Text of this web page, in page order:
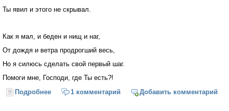
Ты явил и этого не скрывал.
Как я мал, и беден и нищ и наг,
От дождя и ветра продрогший весь,
Но я силюсь сделать свой первый шаг.
Помоги мне, Господи, где Ты есть?!
Подробнее о Помоги мне, Господи, помоги!
1 комментарий Добавить комментарий